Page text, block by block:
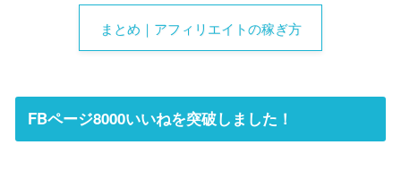
まとめ｜アフィリエイトの稼ぎ方
FBページ8000いいねを突破しました！